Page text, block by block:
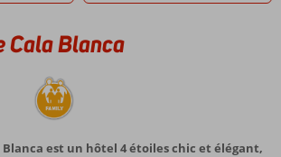
Cala Blanca
Blanca est un hôtel 4 étoiles chic et élégant,